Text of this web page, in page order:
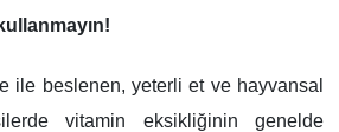
ile beslenen, yeterli et ve hayvansal
vitamin eksikliğinin genelde